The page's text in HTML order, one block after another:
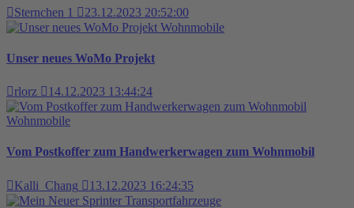
Sternchen 1
23.12.2023 20:52:00
Wohnmobile
Unser neues WoMo Projekt
rlorz 14.12.2023 13:44:24
Wohnmobile
Vom Postkoffer zum Handwerkerwagen zum Wohnmobil
Kalli_Chang
13.12.2023 16:24:35
Transportfahrzeuge